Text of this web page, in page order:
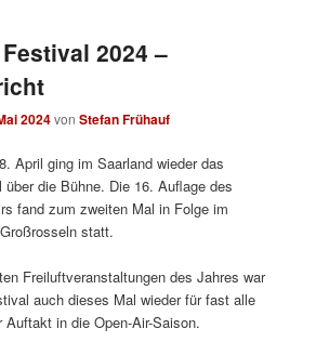
2024 –
2024vonStefan Frühauf
April ging im Saarland wieder das
die Bühne. Die 16. Auflage des
fand zum zweiten Mal in Folge im
statt.
Freiluftveranstaltungen des Jahres war
auch dieses Mal wieder für fast alle
in die Open-Air-Saison.